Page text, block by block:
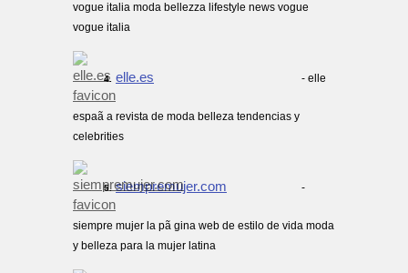
vogue italia moda bellezza lifestyle news vogue
vogue italia
4. elle.es - elle
espaã a revista de moda belleza tendencias y
celebrities
5. siempremujer.com -
siempre mujer la pã gina web de estilo de vida moda
y belleza para la mujer latina